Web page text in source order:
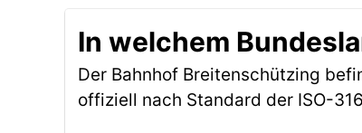
In welchem
Der Bahnhof Breitenschützing
offiziell nach Standard der ISO-